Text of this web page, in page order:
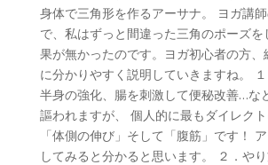
身体で三角形を作るアーサナ。 ヨガ講
で、私はずっと間違った三角のポーズを
果が無かったのです。ヨガ初心者の方、
に分かりやすく説明していきますね。
半身の強化、腸を刺激して便秘改善…な
謳われますが、 個人的に最もダイレク
「体側の伸び」そして「腹筋」です！
してみると分かると思います。 ２．や